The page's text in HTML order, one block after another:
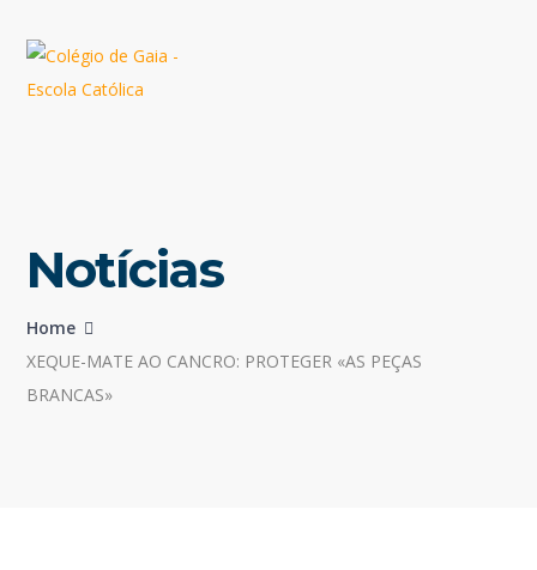
Notícias
Home
XEQUE-MATE AO CANCRO: PROTEGER «AS PEÇAS
BRANCAS»